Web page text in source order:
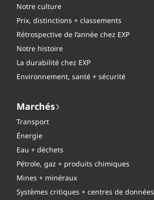
Notre culture
Prix, distinctions + classements
Rétrospective de l’année chez EXP
Notre histoire
La durabilité chez EXP
Environnement, santé + sécurité
Marchés
Transport
Énergie
Eau + déchets
Pétrole, gaz + produits chimiques
Mines + minéraux
Systèmes critiques + centres de données